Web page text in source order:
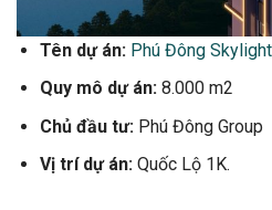
Tên dự án: Phú Đông Skylight
Quy mô dự án:8.000 m2
Chủ đầu tư: Phú Đông Group
Vị trí dự án: Quốc Lộ 1K.